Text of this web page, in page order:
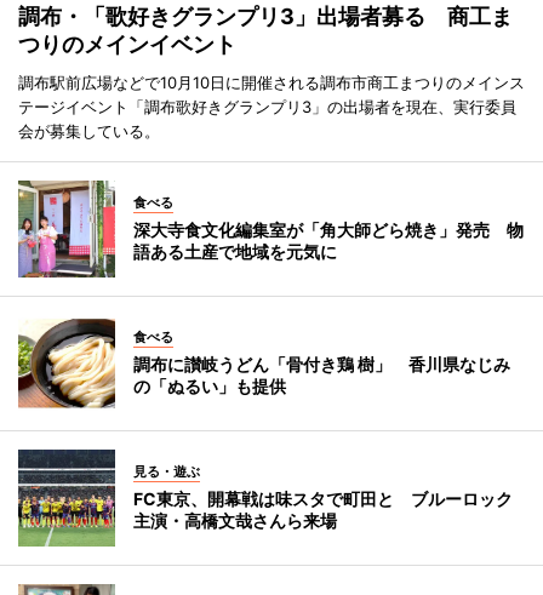
調布・「歌好きグランプリ3」出場者募る 商工ま
つりのメインイベント
調布駅前広場などで10月10日に開催される調布市商工まつりのメインス
テージイベント「調布歌好きグランプリ3」の出場者を現在、実行委員
会が募集している。
食べる
深大寺食文化編集室が「角大師どら焼き」発売 物
語ある土産で地域を元気に
食べる
調布に讃岐うどん「骨付き鶏 樹」 香川県なじみ
の「ぬるい」も提供
見る・遊ぶ
FC東京、開幕戦は味スタで町田と ブルーロック
主演・高橋文哉さんら来場